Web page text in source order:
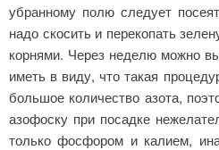
убранному полю следует
надо скосить и перекопать
корнями. Через неделю можно
иметь в виду, что такая
большое количество азота,
азофоску при посадке
только фосфо­ром и калием,